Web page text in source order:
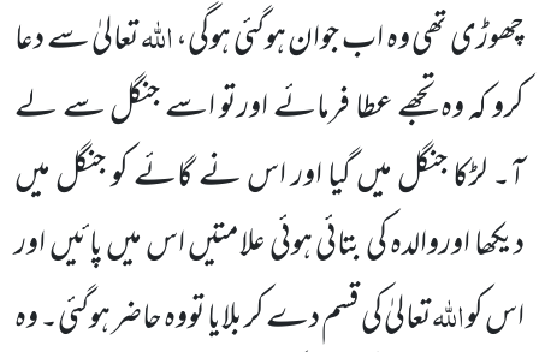
چھوڑی تھی وہ اب جوان ہوگئی ہوگی،اللہتعالیٰ سے دعا
کرو کہ وہ تجھے عطا فرمائے اورتو اسے جنگل سے لے
آ۔ لڑکا جنگل میں گیا اور اس نے گائے کو جنگل میں
دیکھا اوروالدہ کی بتائی ہوئی علامتیں اس میں پائیں اور
اس کواللہتعالیٰ کی قسم دے کر بلایا تووہ حاضر ہوگئی۔ وہ